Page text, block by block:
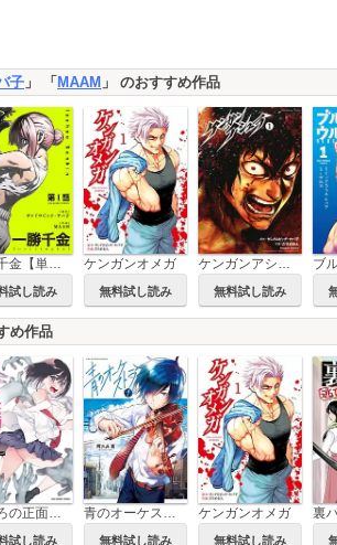
子 」 「 MAAM 」 のおすすめ作品
一勝千金【単話】
試し読み
ケンガンオメガ
無料試し読み
ケンガンアシュラ
無料試し読み
ブ
め作品
うしろの正面カムイさん
試し読み
青のオーケストラ
無料試し読み
ケンガンオメガ
無料試し読み